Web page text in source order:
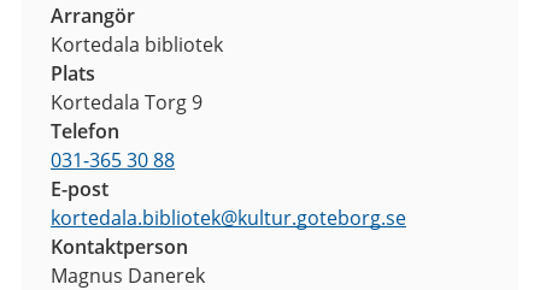
Arrangör
Kortedala bibliotek
Plats
Kortedala Torg 9
Telefon
031-365 30 88
E-post
kortedala.bibliotek@kultur.goteborg.se
Kontaktperson
Magnus Danerek